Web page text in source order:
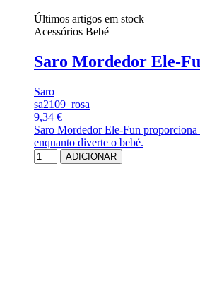
Últimos artigos em stock
Acessórios Bebé
Saro Mordedor Ele-
Saro
sa2109_rosa
9,34 €
Saro Mordedor Ele-Fun
enquanto diverte o bebé.
ADICIONAR